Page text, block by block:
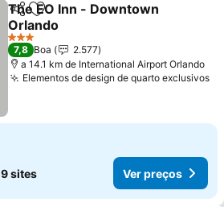
PartilharAdicionar aos favoritos
The EO Inn - Downtown
Orlando
3 Estrelas
7,8 Boa
2.577
a 14.1 km de International Airport Orlando
Elementos de design de quarto exclusivos
9 sites Ver preços